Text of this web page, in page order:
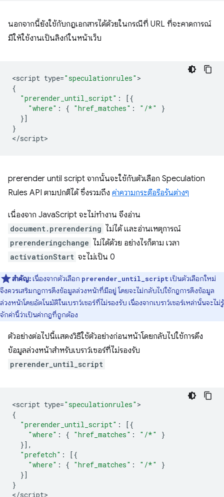
นอกจากนี้ยังใช้กับกฎเอกสารได้ด้วยในกรณีที่ URL ที่จะคาดการณ์
มีให้ใช้งานเป็นลิงก์ในหน้าเว็บ
<script type="speculationrules"
{
"prerender_until_script" :
[{
"where" : { "href_matches" : "/*"
}
}]
}
</script
prerender until script จากนั้นจะใช้กับตัวเลือก Speculation
Rules API ตามปกติได้ ซึ่งรวมถึง ค่าความกระตือรือร้นต่างๆ
เนื่องจาก JavaScript จะไม่ทำงาน จึงอ่าน
document.prerendering ไม่ได้ และอ่านเหตุการณ์
prerenderingchange ไม่ได้ด้วย อย่างไรก็ตาม เวลา
activationStart จะไม่เป็น 0
สำคัญ:เนื่องจากตัวเลือก prerender_until_script เป็นตัวเลือกใหม่
จึงควรเสริมกฎการดึงข้อมูลล่วงหน้าที่มีอยู่ โดยจะไม่กลับไปใช้กฎการดึงข้อมูล
ล่วงหน้าโดยอัตโนมัติในเบราว์เซอร์ที่ไม่รองรับ เนื่องจากเบราว์เซอร์เหล่านั้นจะไม่รู้
จักค่านี้ว่าเป็นค่ากฎที่ถูกต้อง
ตัวอย่างต่อไปนี้แสดงวิธีใช้ตัวอย่างก่อนหน้าโดยกลับไปใช้การดึง
ข้อมูลล่วงหน้าสำหรับเบราว์เซอร์ที่ไม่รองรับ
prerender_until_script
<script type="speculationrules"
{
"prerender_until_script" :
[{
"where" : { "href_matches" : "/*"
}
}],
"prefetch" :
[{
"where" : { "href_matches" : "/*"
}
}]
}
</script